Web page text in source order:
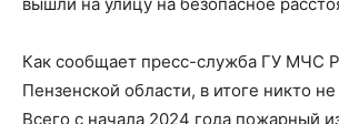
Как сообщает пресс-служба ГУ МЧС
Пензенской области, в итоге никто
Всего с начала 2024 года пожарный